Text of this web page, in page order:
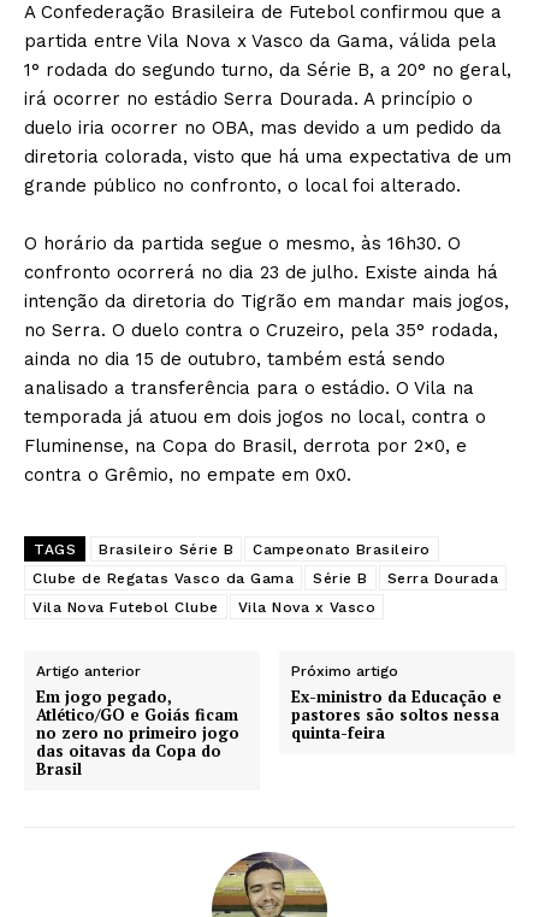
A Confederação Brasileira de Futebol confirmou que a
partida entre Vila Nova x Vasco da Gama, válida pela
1° rodada do segundo turno, da Série B, a 20° no geral,
irá ocorrer no estádio Serra Dourada. A princípio o
duelo iria ocorrer no OBA, mas devido a um pedido da
diretoria colorada, visto que há uma expectativa de um
grande público no confronto, o local foi alterado.
O horário da partida segue o mesmo, às 16h30. O
confronto ocorrerá no dia 23 de julho. Existe ainda há
intenção da diretoria do Tigrão em mandar mais jogos,
no Serra. O duelo contra o Cruzeiro, pela 35° rodada,
ainda no dia 15 de outubro, também está sendo
analisado a transferência para o estádio. O Vila na
temporada já atuou em dois jogos no local, contra o
Fluminense, na Copa do Brasil, derrota por 2×0, e
contra o Grêmio, no empate em 0x0.
TAGS Brasileiro Série B
Campeonato Brasileiro
Clube de Regatas Vasco da Gama
Série B
Serra Dourada
Vila Nova Futebol Clube
Vila Nova x Vasco
Artigo anterior
Em jogo pegado,
Atlético/GO e Goiás ficam
no zero no primeiro jogo
das oitavas da Copa do
Brasil
Próximo artigo
Ex-ministro da Educação e
pastores são soltos nessa
quinta-feira